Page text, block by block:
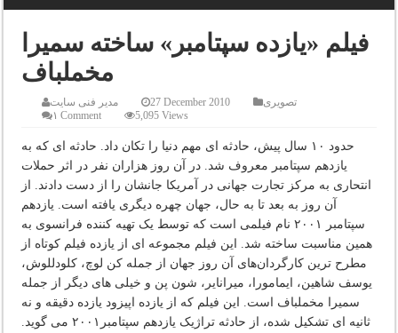
فیلم «یازده سپتامبر» ساخته سمیرا
مخملباف
مدیر فنی سایت 27 December 2010
تصویری
۱ Comment
5,095 Views
حدود ۱۰ سال پیش، حادثه ای مهم دنیا را تکان داد. حادثه ای که به
یازدهم سپتامبر معروف شد. در آن روز هزاران نفر در اثر حملات
انتحاری به مرکز تجارت جهانی در آمریکا جانشان را از دست دادند. از
آن روز به بعد تا به حال، جهان چهره دیگری یافته است. یازدهم
سپتامبر ۲۰۰۱ نام فیلمی است که توسط یک تهیه کننده فرانسوی به
همین مناسبت ساخته شد. این فیلم مجموعه ای از یازده فیلم کوتاه از
مطرح ترین کارگردان‌های آن روز جهان از جمله کن لوچ، کلودللوش،
یوسف شاهین، ایمامورا، میرانایر، شون پن و خیلی های دیگر از جمله
سمیرا مخملباف است. این فیلم که از یازده اپیزود یازده دقیقه و نه
ثانیه ای تشکیل شده، از حادثه تراژیک یازدهم سپتامبر۲۰۰۱ می گوید.